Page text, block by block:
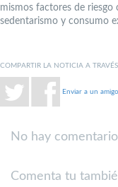
mismos factores de
sedentarismo y consumo
COMPARTIR LA NOTICIA A
Enviar a un amigo
No hay
Comenta tu